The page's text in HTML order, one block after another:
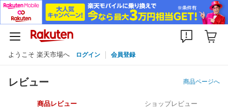
ようこそ 楽天市場へ ログイン 会員登録
レビュー 商品ページへ
商品レビュー ショップレビュー